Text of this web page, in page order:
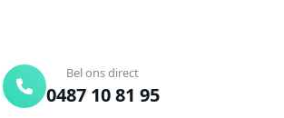
Bel ons direct
0487 10 81 95